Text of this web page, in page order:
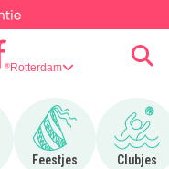
Rotterdam
Uit eten
Feestjes
Ga naar Feestjes
Clubjes
Ga